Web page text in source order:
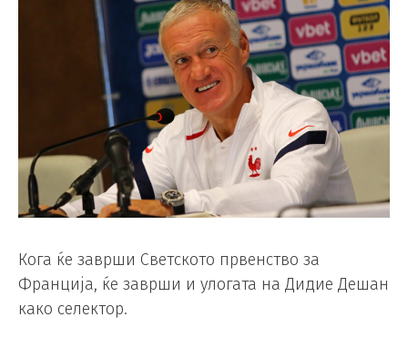
Кога ќе заврши Светското првенство за
Франција, ќе заврши и улогата на Дидие Дешан
како селектор.